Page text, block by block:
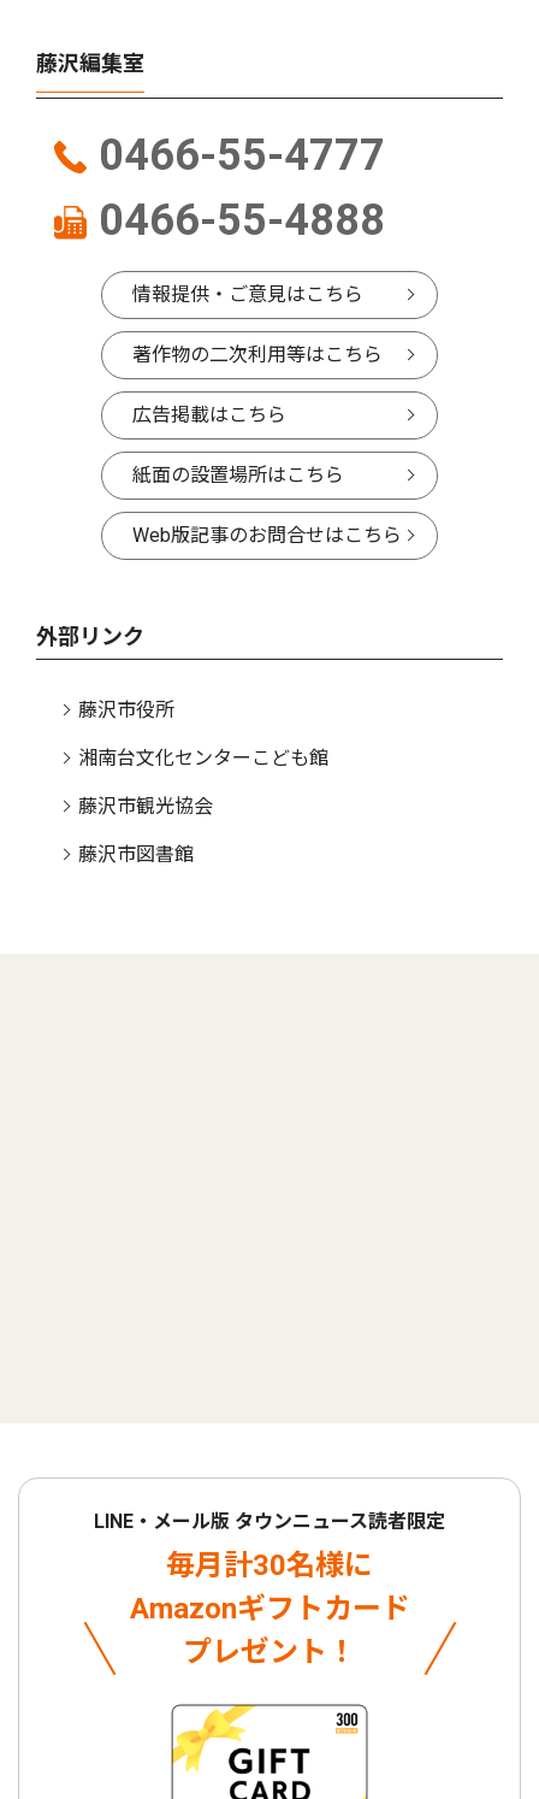
藤沢編集室
0466-55-4777
0466-55-4888
情報提供・ご意見はこちら
著作物の二次利用等はこちら
広告掲載はこちら
紙面の設置場所はこちら
Web版記事のお問合せはこちら
外部リンク
藤沢市役所
湘南台文化センターこども館
藤沢市観光協会
藤沢市図書館
LINE・メール版 タウンニュース読者限定
毎月計30名様に
Amazonギフトカード
プレゼント！